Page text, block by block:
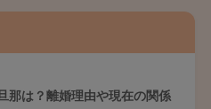
那は？離婚理由や現在の関係